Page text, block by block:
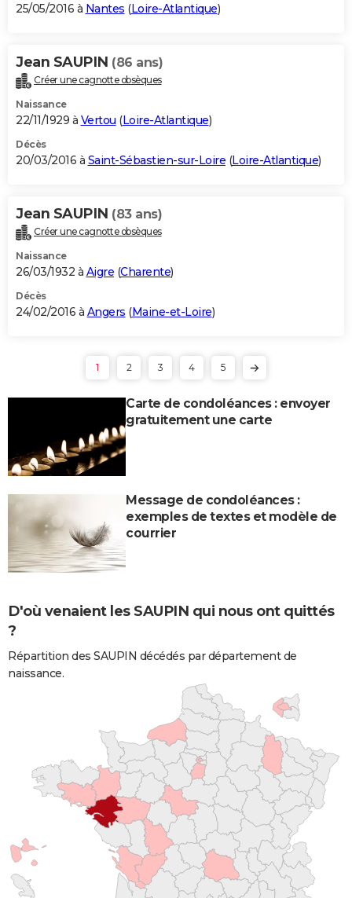
25/05/2016 à Nantes (Loire-Atlantique)
Jean SAUPIN (86 ans)
Créer une cagnotte obsèques
Naissance
22/11/1929 à Vertou (Loire-Atlantique)
Décès
20/03/2016 à Saint-Sébastien-sur-Loire (Loire-Atlantique)
Jean SAUPIN (83 ans)
Créer une cagnotte obsèques
Naissance
26/03/1932 à Aigre (Charente)
Décès
24/02/2016 à Angers (Maine-et-Loire)
1 2 3 4 5
Carte de condoléances : envoyer
gratuitement une carte
Message de condoléances :
exemples de textes et modèle de
courrier
D'où venaient les SAUPIN qui nous ont quittés
?
Répartition des SAUPIN décédés par département de
naissance.